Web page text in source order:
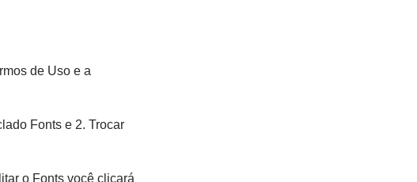
de Uso e a
Fonts e 2. Trocar
o Fonts você clicará